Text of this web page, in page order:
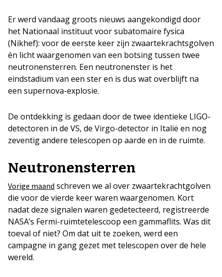
Er werd vandaag groots nieuws aangekondigd door
het Nationaal instituut voor subatomaire fysica
(Nikhef): voor de eerste keer zijn zwaartekrachtsgolven
én licht waargenomen van een botsing tussen twee
neutronensterren. Een neutronenster is het
eindstadium van een ster en is dus wat overblijft na
een supernova-explosie.
De ontdekking is gedaan door de twee identieke LIGO-
detectoren in de VS, de Virgo-detector in Italië en nog
zeventig andere telescopen op aarde en in de ruimte.
Neutronensterren
Vorige maand schreven we al over zwaartekrachtgolven
die voor de vierde keer waren waargenomen. Kort
nadat deze signalen waren gedetecteerd, registreerde
NASA’s Fermi-ruimtetelescoop een gammaflits. Was dit
toeval of niet? Om dat uit te zoeken, werd een
campagne in gang gezet met telescopen over de hele
wereld.